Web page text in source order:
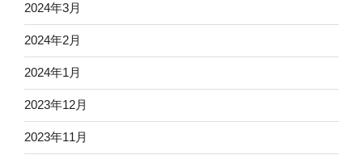
2024年3月
2024年2月
2024年1月
2023年12月
2023年11月